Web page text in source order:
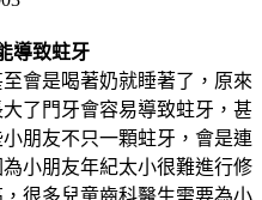
導致蛀牙
會是喝著奶就睡著了，原來
了門牙會容易導致蛀牙，甚
朋友不只一顆蛀牙，會是連
小朋友年紀太小很難進行修
很多兒童齒科醫生需要為小